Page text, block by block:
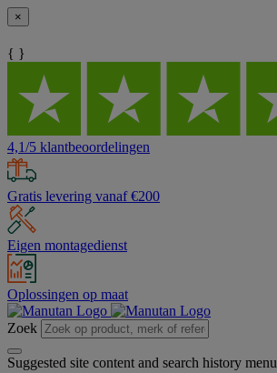
×
{ }
4,1/5 klantbeoordelingen
Gratis levering vanaf €200
Eigen montagedienst
Oplossingen op maat
Zoek
Suggested site content and search history menu